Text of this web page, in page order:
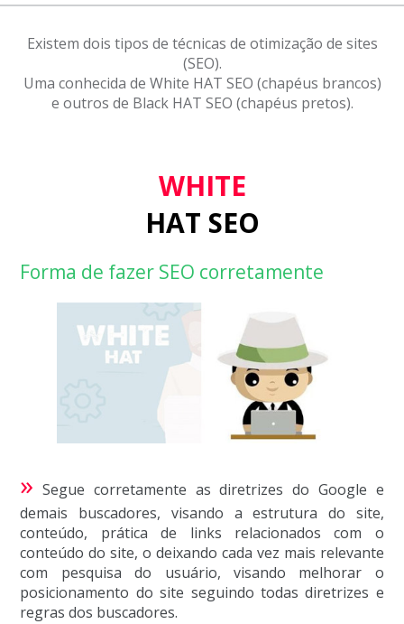
Existem dois tipos de técnicas de otimização de sites
(SEO).
Uma conhecida de White HAT SEO (chapéus brancos)
e outros de Black HAT SEO (chapéus pretos).
WHITE
HAT SEO
Forma de fazer SEO corretamente
» Segue corretamente as diretrizes do Google e
demais buscadores, visando a estrutura do site,
conteúdo, prática de links relacionados com o
conteúdo do site, o deixando cada vez mais relevante
com pesquisa do usuário, visando melhorar o
posicionamento do site seguindo todas diretrizes e
regras dos buscadores.